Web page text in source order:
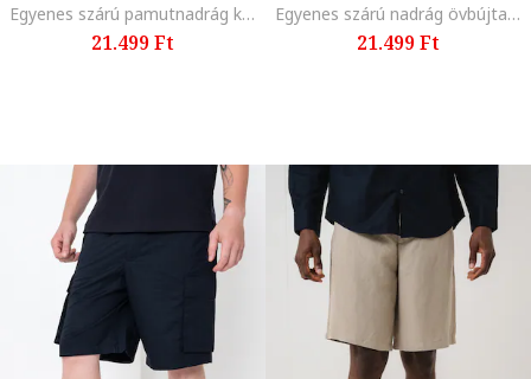
Egyenes szárú pamutnadrág középmagas derékrésszel, Sötétkék
21.499 Ft
Egyenes szárú nadrág övbújtatókkal, Fekete
21.499 Ft